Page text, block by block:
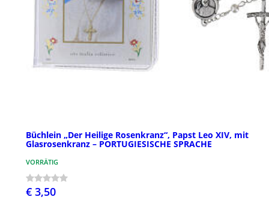
Büchlein „Der Heilige Rosenkranz“, Papst Leo XIV, mit
Glasrosenkranz – PORTUGIESISCHE SPRACHE
VORRÄTIG
€ 3,50